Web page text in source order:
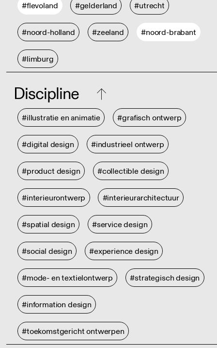
#flevoland #gelderland #utrecht
#noord-holland #zeeland #noord-brabant
#limburg
Discipline
#illustratie en animatie #grafisch ontwerp
#digital design #industrieel ontwerp
#product design #collectible design
#interieurontwerp #interieurarchitectuur
#spatial design #service design
#social design #experience design
#mode- en textielontwerp #strategisch design
#information design
#toekomstgericht ontwerpen